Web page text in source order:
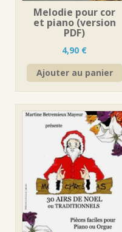
Melodie pour cor
et piano (version
PDF)
4,90 €
Ajouter au panier